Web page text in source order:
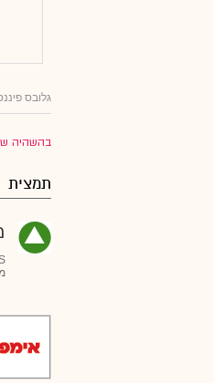
גלובס
בהשהיה של 15
תמצית